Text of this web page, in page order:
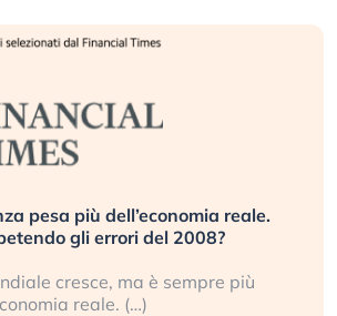
pesa più dell’economia reale.
gli errori del 2008?
cresce, ma è sempre più
reale. (…)